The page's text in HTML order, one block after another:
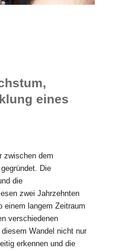
eines
zwischen dem
Die
die
zwei Jahrzehnten
einem langem Zeitraum
verschiedenen
Wandel nicht nur
erkennen und die